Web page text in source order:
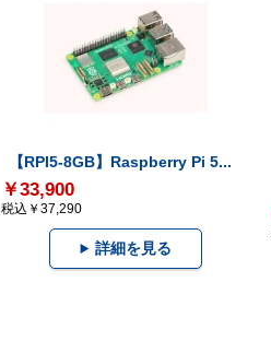
【RPI5-8GB】Raspberry Pi 5...
￥33,900
税込￥37,290
詳細を見る